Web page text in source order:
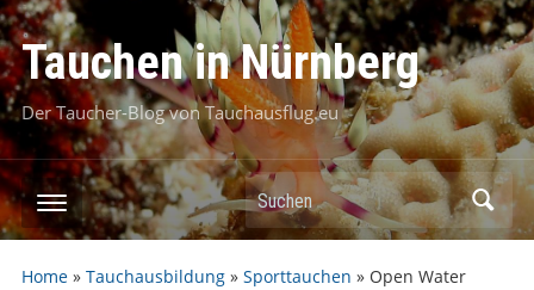
Tauchen in Nürnberg
Der Taucher-Blog von Tauchausflug.eu
Suchen
Home» Tauchausbildung» Sporttauchen » Open Water